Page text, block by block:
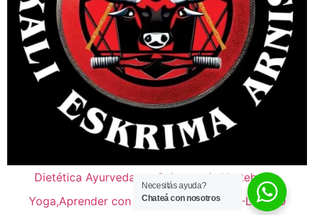
Dietética Ayurveda
Quiropraxia Vertebralle
Yoga,Aprender con el Cuerpo
KBOX -LATINO
Necesitás ayuda?
Chateá con nosotros